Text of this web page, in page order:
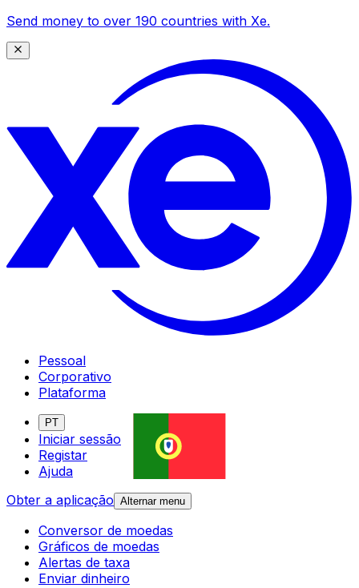
Send money to over 190 countries with Xe.
Pessoal
Corporativo
Plataforma
PT
Iniciar sessão
Registar
Ajuda
Obter a aplicação Alternar menu
Conversor de moedas
Gráficos de moedas
Alertas de taxa
Enviar dinheiro